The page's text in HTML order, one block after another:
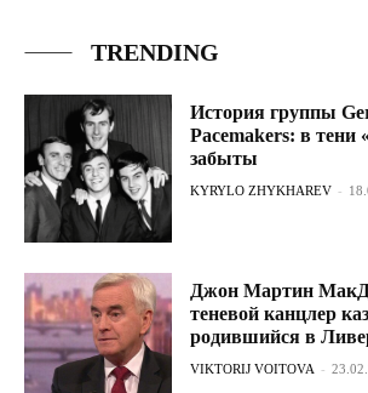
TRENDING
История группы
Pacemakers: в тени
забыты
KYRYLO ZHYKHAREV -
Джон Мартин
теневой канцлер
родившийся в
VIKTORIJ VOITOVA -